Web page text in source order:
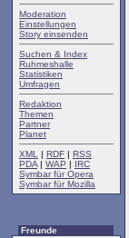
Moderation
Einstellungen
Story einsenden
Suchen & Index
Ruhmeshalle
Statistiken
Umfragen
Redaktion
Themen
Partner
Planet
XML
| RDF | RSS
PDA | WAP | IRC
Symbar für Opera
Symbar für Mozilla
Freunde